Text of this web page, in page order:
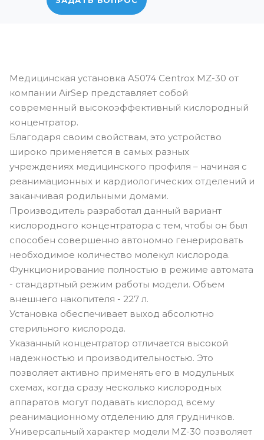
Медицинская установка AS074 Centrox MZ-30 от
компании AirSep представляет собой
современный высокоэффективный кислородный
концентратор.
Благодаря своим свойствам, это устройство
широко применяется в самых разных
учреждениях медицинского профиля – начиная с
реанимационных и кардиологических отделений и
заканчивая родильными домами.
Производитель разработал данный вариант
кислородного концентратора с тем, чтобы он был
способен совершенно автономно генерировать
необходимое количество молекул кислорода.
Функционирование полностью в режиме автомата
- стандартный режим работы модели. Объем
внешнего накопителя - 227 л.
Установка обеспечивает выход абсолютно
стерильного кислорода.
Указанный концентратор отличается высокой
надежностью и производительностью. Это
позволяет активно применять его в модульных
схемах, когда сразу несколько кислородных
аппаратов могут подавать кислород всему
реанимационному отделению для грудничков.
Универсальный характер модели MZ-30 позволяет